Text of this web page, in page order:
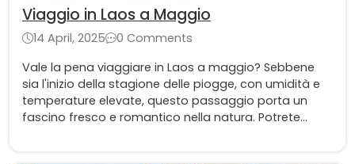
Viaggio in Laos a Maggio
14 April, 2025
0 Comments
Vale la pena viaggiare in Laos a maggio? Sebbene
sia l'inizio della stagione delle piogge, con umidità e
temperature elevate, questo passaggio porta un
fascino fresco e romantico nella natura. Potrete